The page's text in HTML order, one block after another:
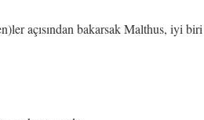
açısından bakarsak Malthus, iyi biri